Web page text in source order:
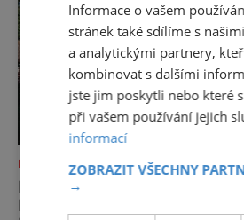
KAM S DĚTMI
KDE PIVO VONÍ PO
BABIČCE A KRAJINA PO
Informace o vašem
stránek také sdílíme s
a analytickými partnery,
kombinovat s dalšími
jste jim poskytli nebo které
při vašem používání jejich
informací
ZOBRAZIT VŠECHNY
→